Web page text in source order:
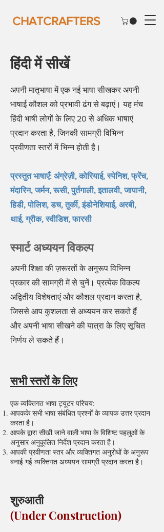
CHATCRAFTERS
हिंदी में सीखें
अपनी मातृभाषा में एक नई भाषा सीखकर अपनी
भाषाई कौशल को प्रभावी ढंग से बढ़ाएं। यह मंच
हिंदी भाषी लोगों के लिए 20 से अधिक भाषाएं
प्रदान करता है, जिनकी सामग्री विभिन्न
प्रवीणता स्तरों में भिन्न होती है।
प्रस्तुत भाषाएँ: अंग्रेज़ी, कोरियाई, स्पेनिश, फ्रेंच,
मंदारिन, जर्मन, रूसी, पुर्तगाली, इतालवी, जापानी,
हिडी, पोलिश, डच, तुर्की, इंडोनेशियाई, अरबी,
थाई, ग्रीक, स्वीडिश, फारसी
स्मार्ट अध्ययन विकल्प
अपनी शिक्षा की ज़रूरतों के अनुरूप विभिन्न
प्रकार की सामग्री में से चुनें। प्रत्येक विकल्प
अद्वितीय विशेषताएं और कौशल प्रदान करता है,
जिससे आप कुशलता से अध्ययन कर सकते हैं
और अपनी भाषा सीखने की यात्रा के लिए सूचित
निर्णय ले सकते हैं।
सभी स्तरों के लिए
एक व्यक्तिगत भाषा ट्यूटर परिचय:
आपकके सभी भाषा संबंधित प्रश्नों के व्यापक उत्तर प्रदान
करता है।
आपके द्वारा सीखी जाने वाली भाषा के विशिष्ट पहलुओं के
अनुसार अनुकूलित निर्देश प्रदान करता है।
आपकी प्रवीणता स्तर और व्यक्तिगत अनुरोधों के अनुरूप
बनाई गई व्यक्तिगत अध्ययन सामग्री प्रदान करता है।
शुरुआती
(Under Construction)